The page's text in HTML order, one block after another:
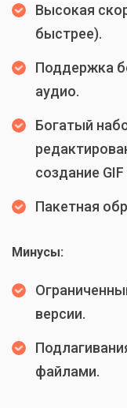
Высокая
быстрее).
Поддержка
аудио.
Богатый
создание GIF
Пакетная
Минусы:
версии.
файлами.